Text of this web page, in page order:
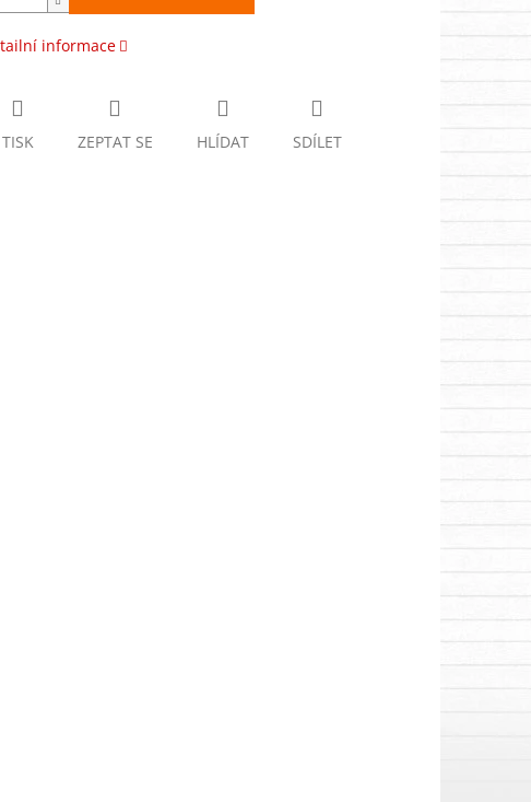
informace
TISK ZEPTAT SE HLÍDAT SDÍLET